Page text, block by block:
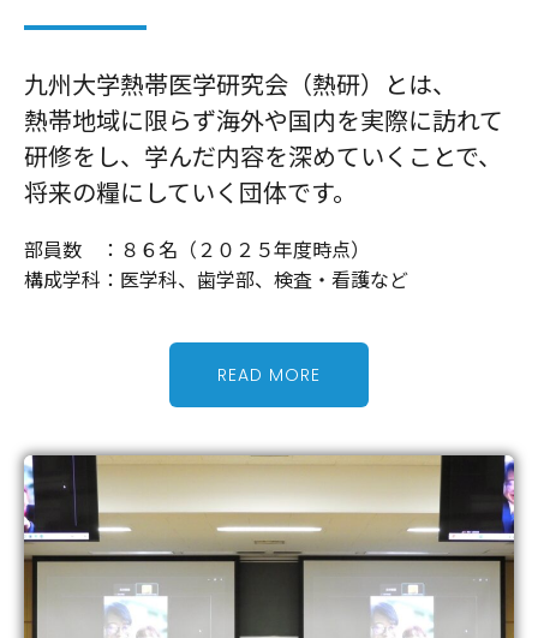
九州大学熱帯医学研究会（熱研）とは、
熱帯地域に限らず海外や国内を実際に訪れて
研修をし、学んだ内容を深めていくことで、
将来の糧にしていく団体です。
部員数 ：８６名（２０２５年度時点）
構成学科：医学科、歯学部、検査・看護など
READ MORE